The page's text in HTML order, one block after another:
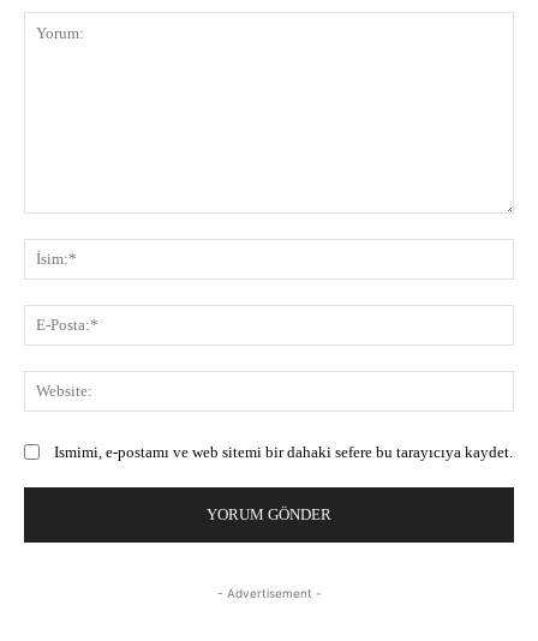
Ismimi, e-postamı ve web sitemi bir dahaki sefere bu tarayıcıya kaydet.
- Advertisement -